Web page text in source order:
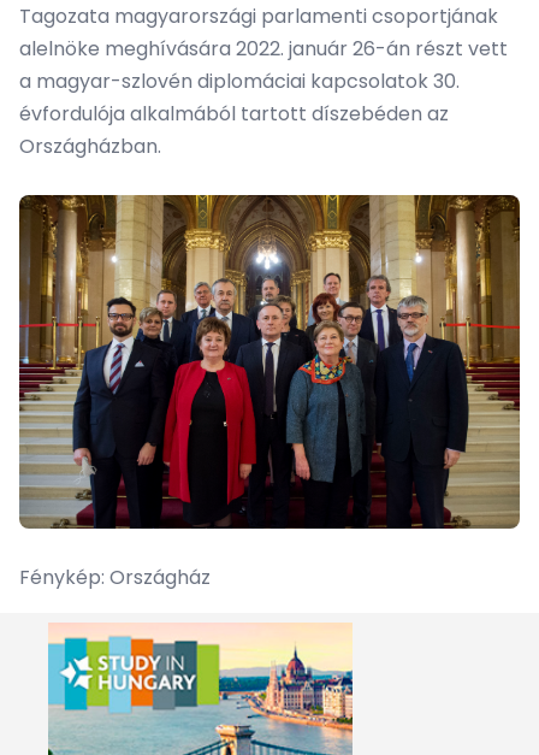
Tagozata magyarországi parlamenti csoportjának
alelnöke meghívására 2022. január 26-án részt vett
a magyar-szlovén diplomáciai kapcsolatok 30.
évfordulója alkalmából tartott díszebéden az
Országházban.
Fénykép: Országház